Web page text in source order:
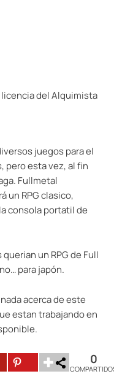
licencia del Alquimista
juegos para el
pero esta vez, al fin
Fullmetal
un RPG clasico,
consola portatil de
un RPG de Full
para japón.
acerca de este
estan trabajando en
0